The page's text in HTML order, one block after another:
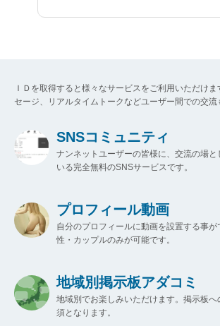
ＩＤを取得すると様々なサービスをご利用いただけ
セージ、リアルタイムトークなどユーザー間での交流
SNSコミュニティ
ナンネットユーザーの皆様に、交流の場
いる完全無料のSNSサービスです。
プロフィール動画
自分のプロフィールに動画を設置する事
性・カップルのみが可能です。
地域別掲示板アダコミ
地域別でお楽しみいただけます。掲示板
須となります。